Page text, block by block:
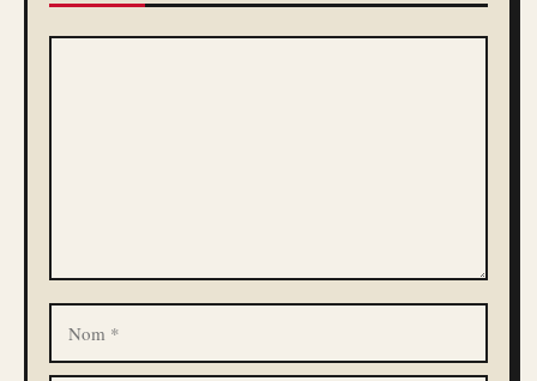
COMMENTAIRE
NOM